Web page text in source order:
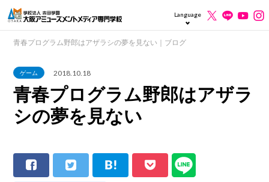
Language
青春プログラム野郎はアザラシの夢を見ない｜ブログ
ゲーム 2018.10.18
青春プログラム野郎はアザラ
シの夢を見ない